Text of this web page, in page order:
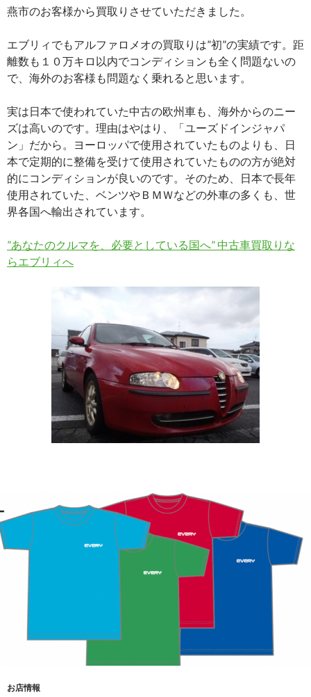
燕市のお客様から買取りさせていただきました。
エブリィでもアルファロメオの買取りは”初”の実績です。距
離数も１０万キロ以内でコンディションも全く問題ないの
で、海外のお客様も問題なく乗れると思います。
実は日本で使われていた中古の欧州車も、海外からのニー
ズは高いのです。理由はやはり、「ユーズドインジャパ
ン」だから。ヨーロッパで使用されていたものよりも、日
本で定期的に整備を受けて使用されていたものの方が絶対
的にコンディションが良いのです。そのため、日本で長年
使用されていた、ベンツやＢＭＷなどの外車の多くも、世
界各国へ輸出されています。
”あなたのクルマを、必要としている国へ” 中古車買取りな
らエブリィへ
お店情報